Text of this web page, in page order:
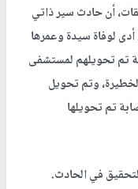
أن حادث سير ذاتي
لوفاة سيدة وعمرها
وإصابة 6 منهم أربعة تم تحويلهم لمستشفى
بالخطيرة، وتم تحويل
تم تحويلها
في الحادث.